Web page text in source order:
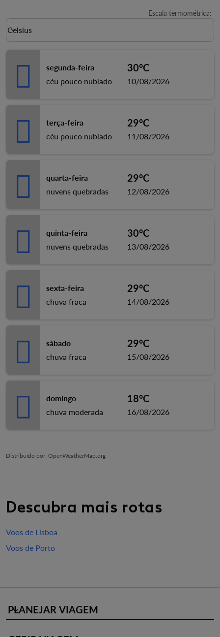
Escala termométrica:
Weather unit option Celsius Selected
Celsius
keyboard_arrow_down
segunda-feira
céu pouco nublado
30°C
10/08/2026
terça-feira
céu pouco nublado
29°C
11/08/2026
quarta-feira
nuvens quebradas
29°C
12/08/2026
quinta-feira
nuvens quebradas
30°C
13/08/2026
sexta-feira
chuva fraca
29°C
14/08/2026
sábado
chuva fraca
29°C
15/08/2026
domingo
chuva moderada
18°C
16/08/2026
Distribuído por: OpenWeatherMap.org
Descubra mais rotas
Voos de Lisboa
Voos de Porto
PLANEJAR VIAGEM
keyboard_arrow_down